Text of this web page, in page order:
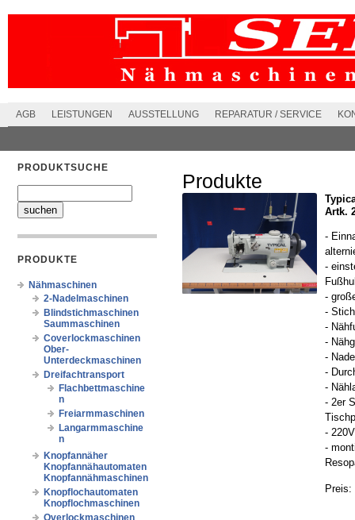
AGB LEISTUNGEN AUSSTELLUNG REPARATUR / SERVICE
PRODUKTSUCHE
PRODUKTE
Nähmaschinen
2-Nadelmaschinen
Blindstichmaschinen
Saummaschinen
Coverlockmaschinen
Ober-
Unterdeckmaschinen
Dreifachtransport
Flachbettmaschine
n
Freiarmmaschinen
Langarmmaschine
n
Knopfannäher
Knopfannähautomaten
Knopfannähmaschinen
Knopflochautomaten
Knopflochmaschinen
Overlockmaschinen
Produkte
Artk.
-
-
-
-
-
-
-
-
-
- 2er
-
-
Preis: